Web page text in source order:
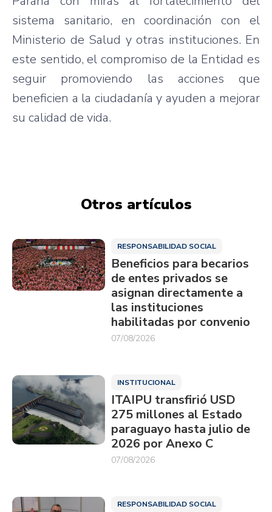
sistema sanitario, en coordinación con el
Ministerio de Salud y otras instituciones. En
este sentido, el compromiso de la Entidad es
seguir promoviendo las acciones que
beneficien a la ciudadanía y ayuden a mejorar
su calidad de vida.
Otros artículos
RESPONSABILIDAD SOCIAL
Beneficios para becarios
de entes privados se
asignan directamente a
las instituciones
habilitadas por convenio
07/08/2026
INSTITUCIONAL
ITAIPU transfirió USD
275 millones al Estado
paraguayo hasta julio de
2026 por Anexo C
07/08/2026
RESPONSABILIDAD SOCIAL